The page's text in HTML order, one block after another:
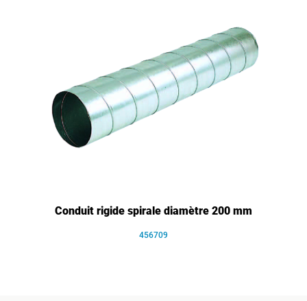
Conduit rigide spirale diamètre 200 mm
456709